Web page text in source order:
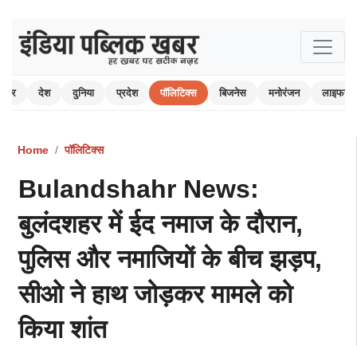
देश दुनिया प्रदेश पॉलिटिक्स बिजनेस मनोरंजन
Home पॉलिटिक्स
Bulandshahr News:
बुलंदशहर में ईद नमाज के दौरान,
पुलिस और नमाजियों के बीच झड़प,
सीओ ने हाथ जोड़कर मामले को
किया शांत